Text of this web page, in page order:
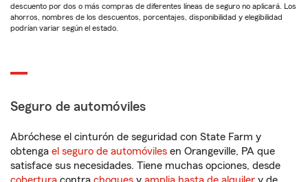
descuento por dos o más compras de diferentes líneas de seguro no aplicará. Los
ahorros, nombres de los descuentos, porcentajes, disponibilidad y elegibilidad
podrían variar según el estado.
Seguro de automóviles
Abróchese el cinturón de seguridad con State Farm y
obtenga el seguro de automóviles en Orangeville, PA que
satisface sus necesidades. Tiene muchas opciones, desde